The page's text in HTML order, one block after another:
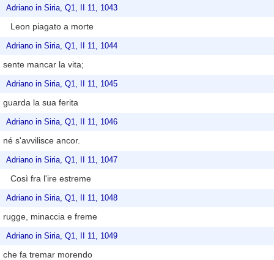
Adriano in Siria, Q1, II 11, 1043
Leon piagato a morte
Adriano in Siria, Q1, II 11, 1044
sente mancar la vita;
Adriano in Siria, Q1, II 11, 1045
guarda la sua ferita
Adriano in Siria, Q1, II 11, 1046
né s'avvilisce ancor.
Adriano in Siria, Q1, II 11, 1047
Così fra l'ire estreme
Adriano in Siria, Q1, II 11, 1048
rugge, minaccia e freme
Adriano in Siria, Q1, II 11, 1049
che fa tremar morendo